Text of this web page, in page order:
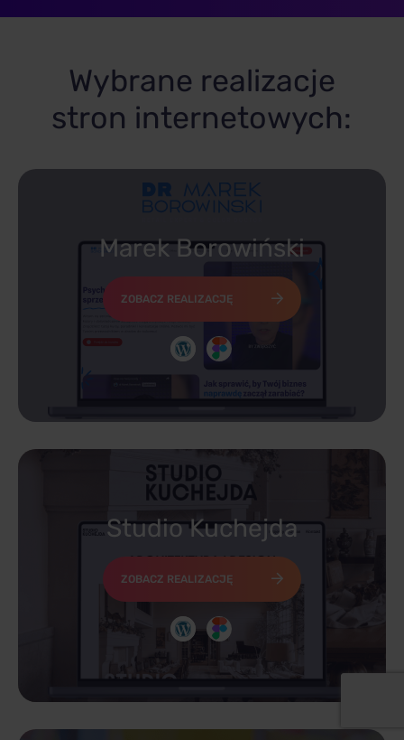
Wybrane realizacje
stron internetowych:
Marek Borowiński
ZOBACZ REALIZACJĘ
Studio Kuchejda
ZOBACZ REALIZACJĘ